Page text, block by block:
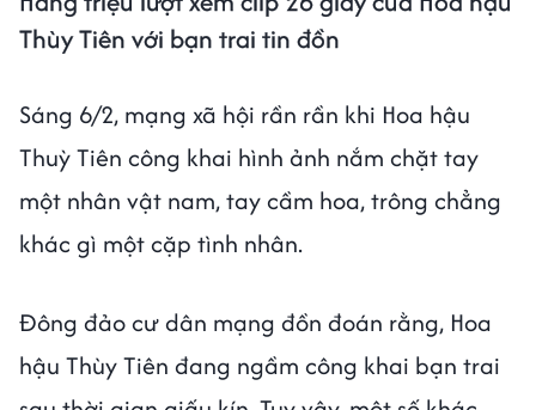
Thùy Tiên với bạn trai tin đồn
Sáng 6/2, mạng xã hội rần rần khi Hoa hậu
Thuỳ Tiên công khai hình ảnh nắm chặt tay
một nhân vật nam, tay cầm hoa, trông chẳng
khác gì một cặp tình nhân.
Đông đảo cư dân mạng đồn đoán rằng, Hoa
hậu Thùy Tiên đang ngầm công khai bạn trai